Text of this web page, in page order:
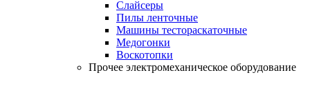
Слайсеры
Пилы ленточные
Машины тестораскаточные
Медогонки
Воскотопки
Прочее электромеханическое оборудование